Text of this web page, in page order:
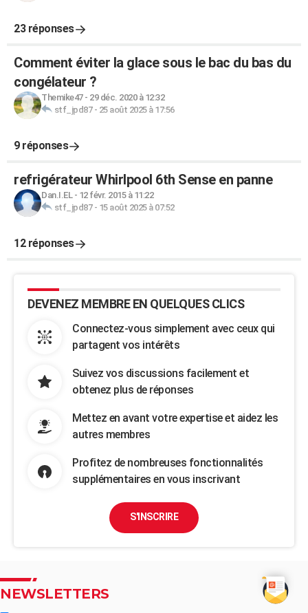
23 réponses
Comment éviter la glace sous le bac du bas du
congélateur ?
Themike47- 29 déc. 2020 à 12:32
stf_jpd87- 25 août 2025 à 17:56
9 réponses
refrigérateur Whirlpool 6th Sense en panne
Dan.I.EL- 12 févr. 2015 à 11:22
stf_jpd87- 15 août 2025 à 07:52
12 réponses
DEVENEZ MEMBRE EN QUELQUES CLICS
Connectez-vous simplement avec ceux qui
partagent vos intérêts
Suivez vos discussions facilement et
obtenez plus de réponses
Mettez en avant votre expertise et aidez les
autres membres
Profitez de nombreuses fonctionnalités
supplémentaires en vous inscrivant
S'INSCRIRE
NEWSLETTERS